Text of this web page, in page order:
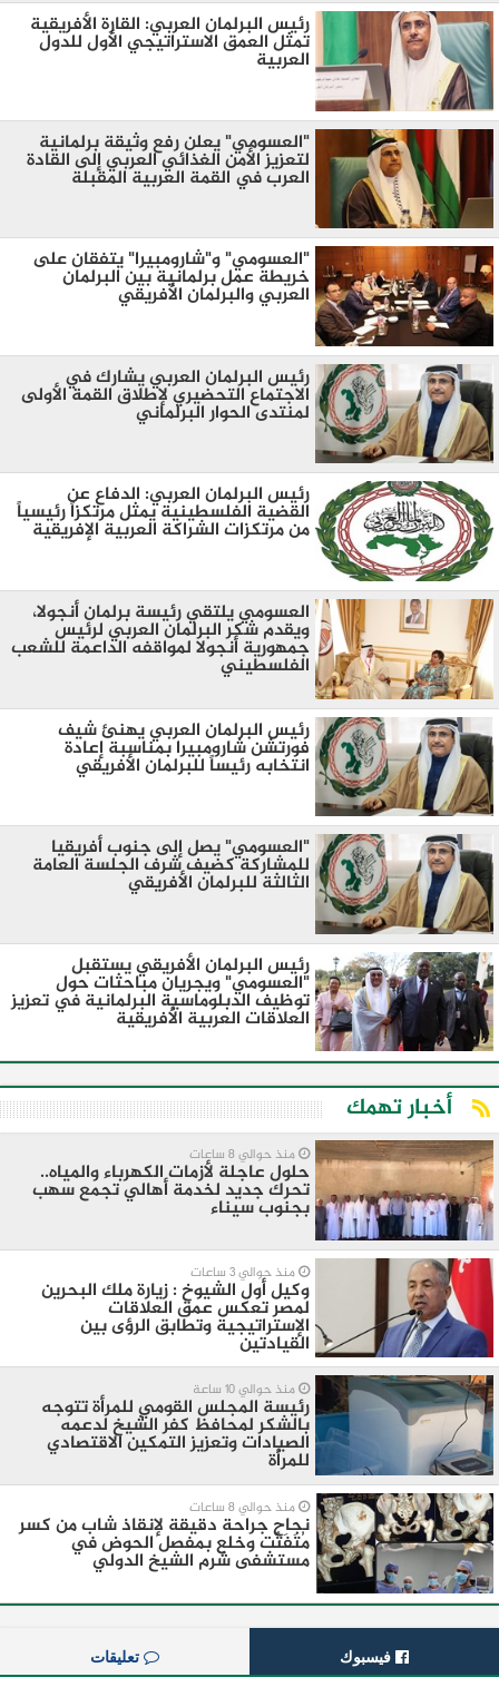
رئيس البرلمان العربي: القارة الأفريقية
تمثل العمق الاستراتيجي الأول للدول
العربية
"العسومي" يعلن رفع وثيقة برلمانية
لتعزيز الأمن الغذائي العربي إلى القادة
العرب في القمة العربية المقبلة
"العسومي" و"شارومبيرا" يتفقان على
خريطة عمل برلمانية بين البرلمان
العربي والبرلمان الأفريقي
رئيس البرلمان العربي يشارك في
الاجتماع التحضيري لإطلاق القمة الأولى
لمنتدى الحوار البرلماني
رئيس البرلمان العربي: الدفاع عن
القضية الفلسطينية يمثل مرتكزاً رئيسياً
من مرتكزات الشراكة العربية الإفريقية
العسومي يلتقي رئيسة برلمان أنجولا،
ويقدم شكر البرلمان العربي لرئيس
جمهورية أنجولا لمواقفه الداعمة للشعب
الفلسطيني
رئيس البرلمان العربي يهنئ شيف
فورتشن شارومبيرا بمناسبة إعادة
انتخابه رئيساً للبرلمان الأفريقي
"العسومي" يصل إلى جنوب أفريقيا
للمشاركة كضيف شرف الجلسة العامة
الثالثة للبرلمان الأفريقي
رئيس البرلمان الأفريقي يستقبل
"العسومي" ويجريان مباحثات حول
توظيف الدبلوماسية البرلمانية في تعزيز
العلاقات العربية الأفريقية
أخبار تهمك
منذ حوالي 8 ساعات
حلول عاجلة لأزمات الكهرباء والمياه..
تحرك جديد لخدمة أهالي تجمع سهب
بجنوب سيناء
منذ حوالي 3 ساعات
وكيل أول الشيوخ : زيارة ملك البحرين
لمصر تعكس عمق العلاقات
الإستراتيجية وتطابق الرؤى بين
القيادتين
منذ حوالي 10 ساعة
رئيسة المجلس القومي للمرأة تتوجه
بالشكر لمحافظ كفر الشيخ لدعمه
الصيادات وتعزيز التمكين الاقتصادي
للمرأة
منذ حوالي 8 ساعات
نجاح جراحة دقيقة لإنقاذ شاب من كسر
مُتَفَتِّت وخلع بمفصل الحوض في
مستشفى شرم الشيخ الدولي
فيسبوك تعليقات